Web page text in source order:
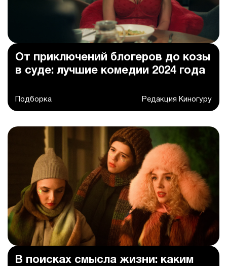
От приключений блогеров до козы
в суде: лучшие комедии 2024 года
Подборка Редакция Киногуру
В поисках смысла жизни: каким